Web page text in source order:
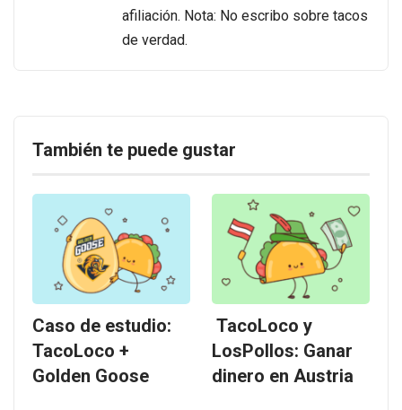
afiliación. Nota: No escribo sobre tacos
de verdad.
También te puede gustar
Caso de estudio:
TacoLoco +
Golden Goose
TacoLoco y
LosPollos: Ganar
dinero en Austria